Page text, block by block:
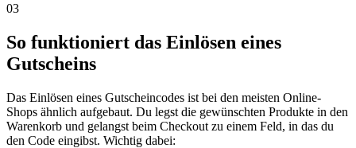
03
So funktioniert das Einlösen eines
Gutscheins
Das Einlösen eines Gutscheincodes ist bei den meisten Online-
Shops ähnlich aufgebaut. Du legst die gewünschten Produkte in den
Warenkorb und gelangst beim Checkout zu einem Feld, in das du
den Code eingibst. Wichtig dabei: